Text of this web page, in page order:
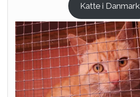
Katte i Danmark